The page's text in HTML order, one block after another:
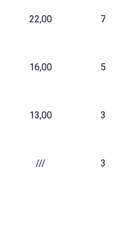
22,00
16,00
13,00
///